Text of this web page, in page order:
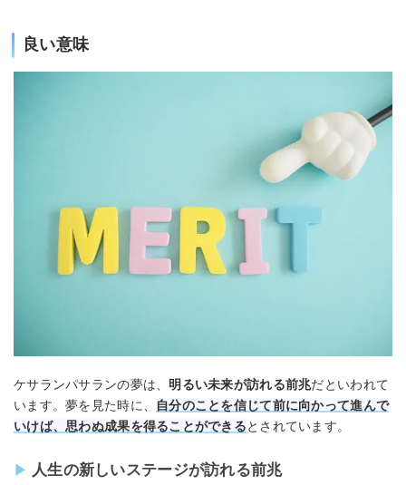
良い意味
ケサランパサランの夢は、 明るい未来が訪れる前兆だといわれて
います。夢を見た時に、
自分のことを信じて前に向かって進んで
いけば、思わぬ成果を得ることができるとされています。
人生の新しいステージが訪れる前兆